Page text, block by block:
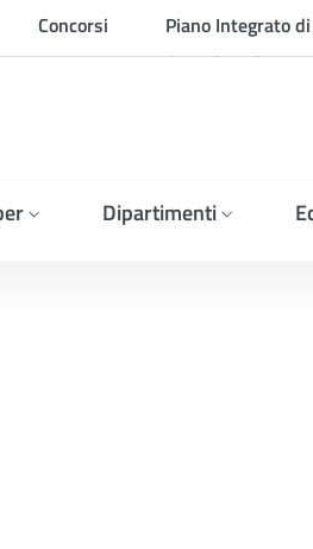
Concorsi
Piano Integrato
Organizzazione
Dipartimenti